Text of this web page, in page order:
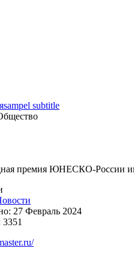
sampel subtitle
премия ЮНЕСКО-России
27 Февраль 2024